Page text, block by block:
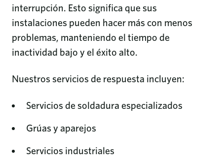
interrupción. Esto significa que sus
instalaciones pueden hacer más con menos
problemas, manteniendo el tiempo de
inactividad bajo y el éxito alto.
Nuestros servicios de respuesta incluyen:
Servicios de soldadura especializados
Grúas y aparejos
Servicios industriales